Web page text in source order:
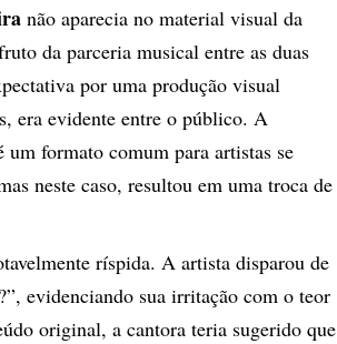
não aparecia no material visual da
da parceria musical entre as duas
por uma produção visual
era evidente entre o público. A
formato comum para artistas se
neste caso, resultou em uma troca de
ríspida. A artista disparou de
evidenciando sua irritação com o teor
original, a cantora teria sugerido que